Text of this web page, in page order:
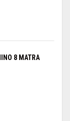
8 MATRA